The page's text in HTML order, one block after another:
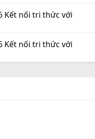
Kết nối tri thức với
Kết nối tri thức với